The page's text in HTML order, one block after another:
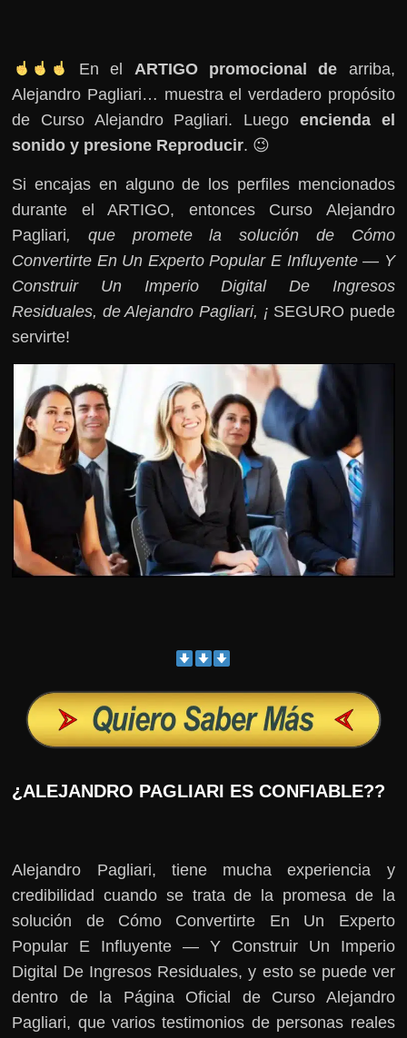
En el ARTIGO promocional de arriba,
Alejandro Pagliari… muestra el verdadero propósito
de Curso Alejandro Pagliari. Luego encienda el
sonido y presione Reproducir. 😉
Si encajas en alguno de los perfiles mencionados
durante el ARTIGO, entonces Curso Alejandro
Pagliari, que promete la solución de Cómo
Convertirte En Un Experto Popular E Influyente — Y
Construir Un Imperio Digital De Ingresos
Residuales, de Alejandro Pagliari, ¡ SEGURO puede
servirte!
¿ALEJANDRO PAGLIARI ES CONFIABLE??
Alejandro Pagliari, tiene mucha experiencia y
credibilidad cuando se trata de la promesa de la
solución de Cómo Convertirte En Un Experto
Popular E Influyente — Y Construir Un Imperio
Digital De Ingresos Residuales, y esto se puede ver
dentro de la Página Oficial de Curso Alejandro
Pagliari, que varios testimonios de personas reales